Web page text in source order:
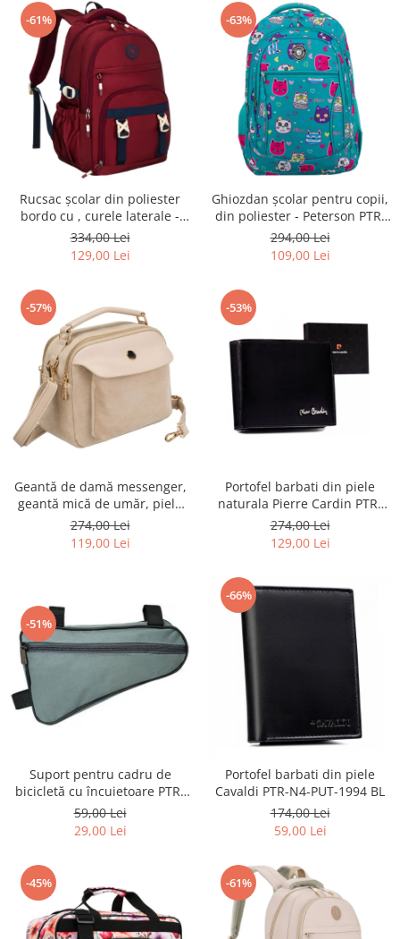
-61%
Rucsac școlar din poliester
bordo cu , curele laterale -
Peterson PTR-PTN 8594-1402
BORDO
334,00 Lei
129,00 Lei
-63%
Ghiozdan școlar pentru copii,
din poliester - Peterson PTR-
PTN BIEDRONKA G28
294,00 Lei
109,00 Lei
-57%
Geantă de damă messenger,
geantă mică de umăr, piele
ecologică, geantă bej cu
fermoar la modă - Peterson
PTR-PTN MX02-P-7717-D.BE
274,00 Lei
119,00 Lei
-53%
Portofel barbati din piele
naturala Pierre Cardin PTR-
8806 TILAK51
274,00 Lei
129,00 Lei
-51%
Suport pentru cadru de
bicicletă cu încuietoare PTR-
AR-S-101
59,00 Lei
29,00 Lei
-66%
Portofel barbati din piele
Cavaldi PTR-N4-PUT-1994 BL
174,00 Lei
59,00 Lei
-45% -61%